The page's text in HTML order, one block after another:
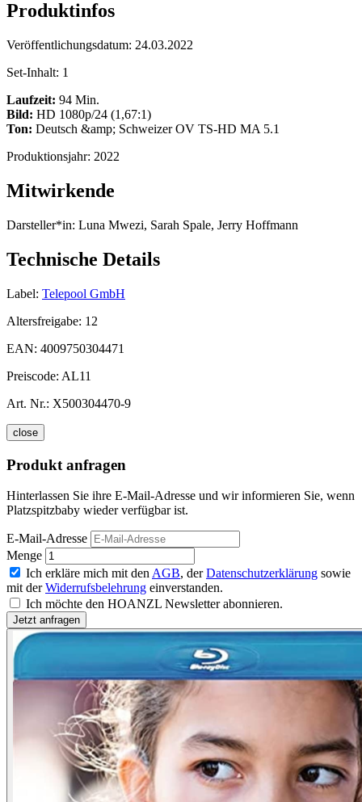
Produktinfos
Veröffentlichungsdatum: 24.03.2022
Set-Inhalt: 1
Laufzeit: 94 Min.
Bild: HD 1080p/24 (1,67:1)
Ton: Deutsch &amp; Schweizer OV TS-HD MA 5.1
Produktionsjahr: 2022
Mitwirkende
Darsteller*in: Luna Mwezi, Sarah Spale, Jerry Hoffmann
Technische Details
Label: Telepool GmbH
Altersfreigabe: 12
EAN: 4009750304471
Preiscode: AL11
Art. Nr.: X500304470-9
close
Produkt anfragen
Hinterlassen Sie ihre E-Mail-Adresse und wir informieren Sie, wenn
Platzspitzbaby wieder verfügbar ist.
E-Mail-Adresse
Menge
Ich erkläre mich mit den AGB, derDatenschutzerklärung sowie
mit derWiderrufsbelehrung einverstanden.
Ich möchte den HOANZL Newsletter abonnieren.